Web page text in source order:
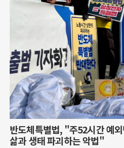
반도체특별법, "주52시간 예
삶과 생태 파괴하는 악법"